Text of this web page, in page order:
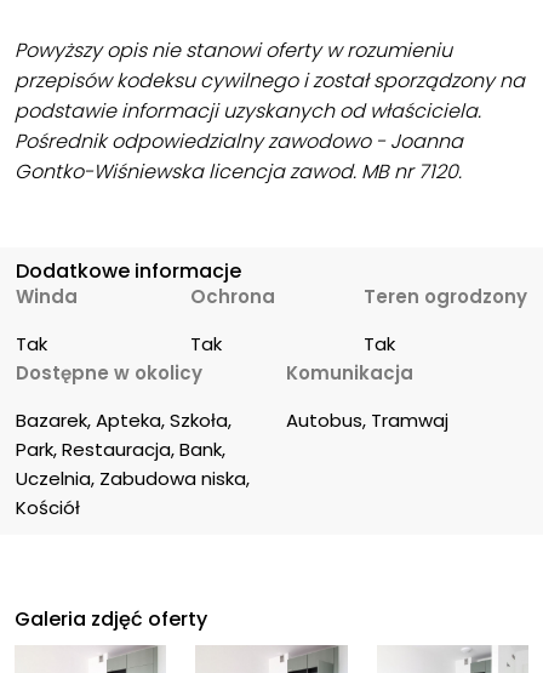
Powyższy opis nie stanowi oferty w rozumieniu
przepisów kodeksu cywilnego i został sporządzony na
podstawie informacji uzyskanych od właściciela.
Pośrednik odpowiedzialny zawodowo - Joanna
Gontko-Wiśniewska licencja zawod. MB nr 7120.
Dodatkowe informacje
Winda
Tak
Ochrona
Tak
Teren ogrodzony
Tak
Dostępne w okolicy
Bazarek, Apteka, Szkoła,
Park, Restauracja, Bank,
Uczelnia, Zabudowa niska,
Kościół
Komunikacja
Autobus, Tramwaj
Galeria zdjęć oferty